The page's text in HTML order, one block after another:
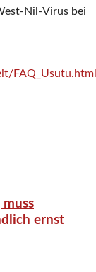
Nil-Virus bei
FAQ_Usutu.html
ernst